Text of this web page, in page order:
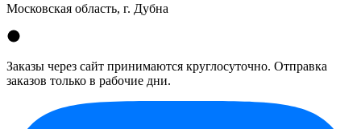
Московская область, г. Дубна
Заказы через сайт принимаются круглосуточно. Отправка
заказов только в рабочие дни.